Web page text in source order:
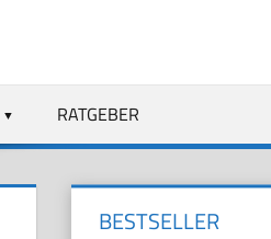
RATGEBER
BESTSELLER